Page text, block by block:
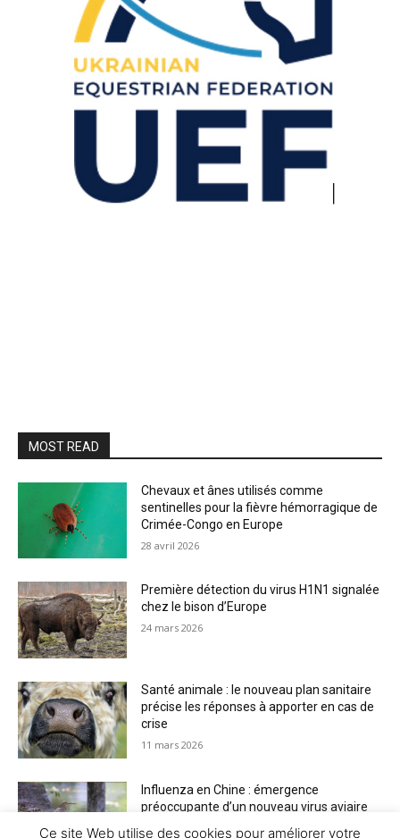
MOST READ
Chevaux et ânes utilisés comme
sentinelles pour la fièvre hémorragique de
Crimée-Congo en Europe
28 avril 2026
Première détection du virus H1N1 signalée
chez le bison d’Europe
24 mars 2026
Santé animale : le nouveau plan sanitaire
précise les réponses à apporter en cas de
crise
11 mars 2026
Influenza en Chine : émergence
préoccupante d’un nouveau virus aviaire
Ce site Web utilise des cookies pour améliorer votre